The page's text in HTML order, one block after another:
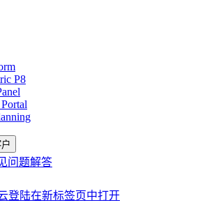
P8
问题解答
登陆在新标签页中打开